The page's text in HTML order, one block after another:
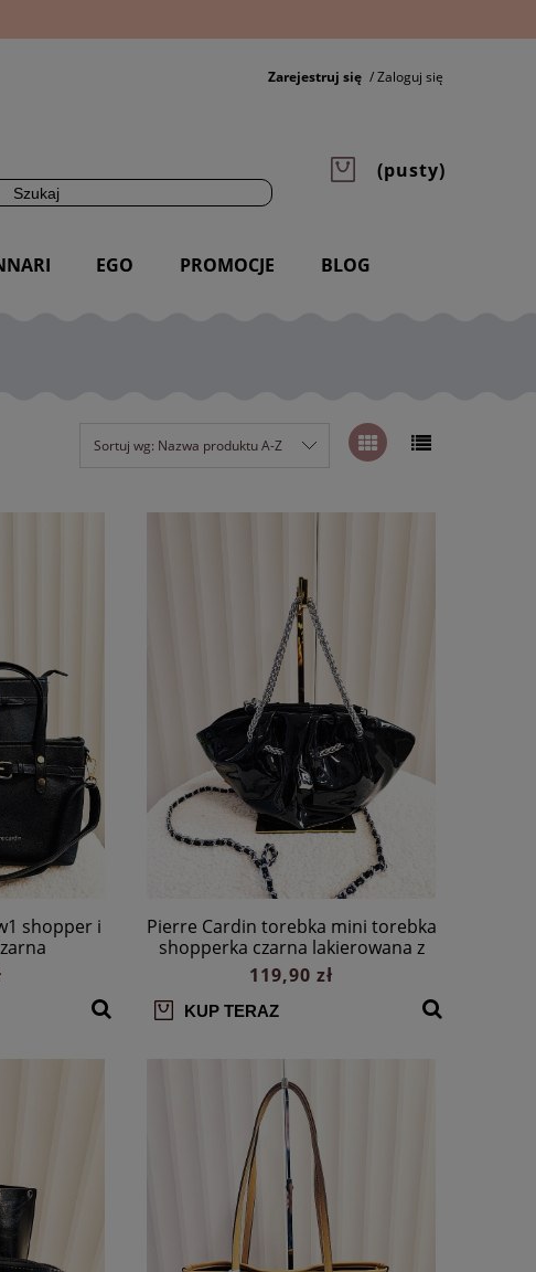
Zarejestruj się Zaloguj się
(pusty)
EGO PROMOCJE BLOG
Sortuj wg: Nazwa produktu A-Z
shopper i
Pierre Cardin torebka mini torebka
shopperka czarna lakierowana z
łańcuszkiem
119,90 zł
KUP TERAZ